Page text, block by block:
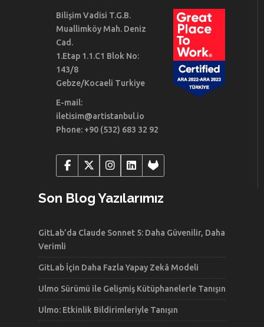
Bilişim Vadisi T.G.B.
Muallimköy Mah. Deniz
Cad.
1.Etap 1.1.C1 Blok No:
143/8
Gebze/Kocaeli Turkiye
E-mail:
iletisim@artistanbul.io
Phone: +90 (532) 683 32 92
Son Blog Yazılarımız
GitLab’da Claude Sonnet 5: Daha Güvenilir, Daha
Verimli
GitLab İçin Daha Fazla Yapay Zekâ Modeli
Ulmo Sürümü ile Gelişmiş Kütüphanelerle Tanışın
Ulmo: Etkinlik Bildirimleriyle Tanışın